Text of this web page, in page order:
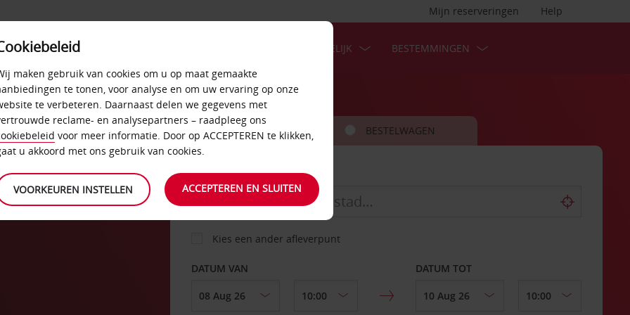
Help
Mijn reserveringen
ZAKELIJK BESTEMMINGEN
AUTO BESTELWAGEN
OPHALEN OP
Kies een ander afleverpunt
DATUM VAN DATUM TOT
maken gebruik van cookies om u op maat gemaakte
te tonen, voor analyse en om uw ervaring op onze
te verbeteren. Daarnaast delen we gegevens met
reclame- en analysepartners – raadpleeg ons
voor meer informatie. Door op ACCEPTEREN te klikken,
u akkoord met ons gebruik van cookies.
VOORKEUREN INSTELLEN ACCEPTEREN EN SLUITEN